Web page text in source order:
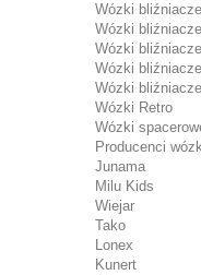
Wózki bliźniacze
Wózki
Wózki
Wózki
Wózki
Wózki Retro
Wózki
Producenci
Junama
Milu Kids
Wiejar
Tako
Lonex
Kunert